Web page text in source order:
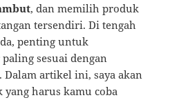
, dan memilih produk
tersendiri. Di tengah
penting untuk
sesuai dengan
artikel ini, saya akan
harus kamu coba